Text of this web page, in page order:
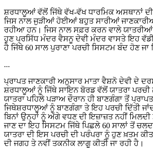
ਸ਼ਰਧਾਲੂਆਂ ਵੱਲੋਂ ਜਿੱਥੇ ਵੱਖ-ਵੱਖ ਧਾਰਮਿਕ ਅਸਥਾਨਾਂ ਦੀ
ਜਿਸ ਨਾਲ ਜੁੜੀਆਂ ਹੋਈਆਂ ਬਹੁਤ ਸਾਰੀਆਂ
ਰਹੀਆ ਹਨ। ਜਿਸ ਨਾਲ ਸਫ਼ਰ ਕਰਨ ਵਾਲੇ
ਹੁਣ ਪ੍ਰਸਿੱਧ ਮੰਦਰ ਵੈਸਨੂ ਦੇਵੀ ਮੰਦਰ ਵਾਸਤੇ ਇਹ
ਹੈ ਜਿੱਥੇ 60 ਸਾਲ ਪੁਰਾਣਾ ਪਰਚੀ ਸਿਸਟਮ ਬੰਦ ਹੋਣ ਜਾ
...
ਪ੍ਰਾਪਤ ਜਾਣਕਾਰੀ ਅਨੁਸਾਰ ਮਾਤਾ ਵੈਸ਼ਨੋ ਦੇਵੀ ਦੇ
ਸ਼ਰਧਾਲੂਆਂ ਨੂੰ ਜਿੱਥੇ ਸਾਇਨ ਬੋਰਡ ਵੱਲੋਂ ਯਾਤਰਾ ਪਰਚੀ
ਯਾਤਰਾ ਪਹਿਲੇ ਪੜਾਅ ਦੌਰਾਨ ਹੀ ਬਾਣਗੰਗਾ ਤੋਂ ਪ੍ਰਾਪਤ
ਜਿਥੇਸ਼ਰਧਾਲੂਆਂ ਨੂੰ ਬਾਣਗੰਗਾ ਤੇ ਇਹ ਪਰਚੀ ਦਿੱਤੀ
ਬਿਨਾਂ ਉਨ੍ਹਾਂ ਨੂੰ ਅੱਗੇ ਵਧਣ ਦੀ ਇਜ਼ਾਜ਼ਤ ਨਹੀਂ
ਜਾਣ ਦਾ ਇਹ ਸਿਸਟਮ ਜਿੱਥੇ ਪਿਛਲੇ 60 ਸਾਲਾਂ ਤੋਂ
ਯਾਤਰਾ ਦੀ ਇਸ ਪਰਚੀ ਦੀ ਪਰੰਪਰਾ ਨੂੰ ਹੁਣ ਖ਼ਤਮ
ਦੀ ਜਗਹ ਤੇ ਨਵੀਂ ਤਕਨੀਕ ਲਾਗੂ ਕੀਤੀ ਜਾ ਰਹੀ ਹੈ।